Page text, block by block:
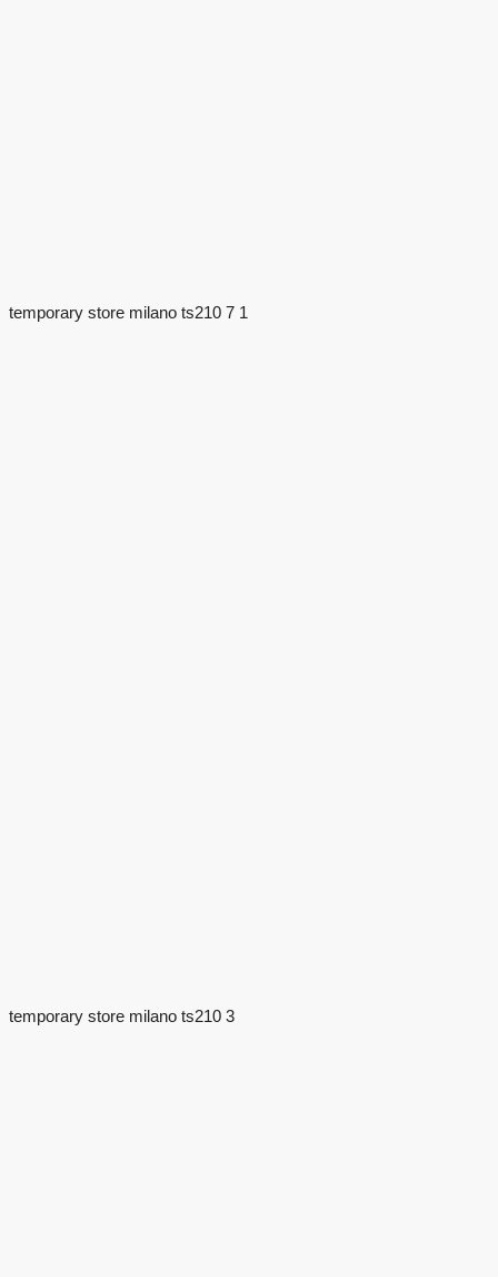
temporary store milano ts210 7 1
temporary store milano ts210 3